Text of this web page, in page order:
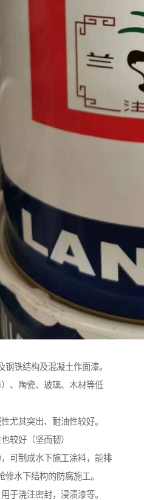
铁结构及混凝土作面漆。
、陶瓷、玻璃、木材等低
尤其突出、耐油性较好。
较好（坚而韧）
可制成水下施工涂料，能排
水下结构的防腐施工。
于浇注密封，浸渍漆等。